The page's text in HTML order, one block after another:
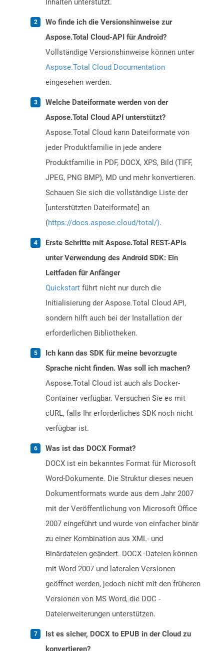
Inhalten unterstützt.
Wo finde ich die Versionshinweise zur
Aspose.Total Cloud-API für Android?
Vollständige Versionshinweise können unter
Aspose.Total Cloud Documentation
eingesehen werden.
Welche Dateiformate werden von der
Aspose.Total Cloud API unterstützt?
Aspose.Total Cloud kann Dateiformate von
jeder Produktfamilie in jede andere
Produktfamilie in PDF, DOCX, XPS, Bild (TIFF,
JPEG, PNG BMP), MD und mehr konvertieren.
Schauen Sie sich die vollständige Liste der
[unterstützten Dateiformate] an
(https://docs.aspose.cloud/total/).
Erste Schritte mit Aspose.Total REST-APIs
unter Verwendung des Android SDK: Ein
Leitfaden für Anfänger
Quickstart führt nicht nur durch die
Initialisierung der Aspose.Total Cloud API,
sondern hilft auch bei der Installation der
erforderlichen Bibliotheken.
Ich kann das SDK für meine bevorzugte
Sprache nicht finden. Was soll ich machen?
Aspose.Total Cloud ist auch als Docker-
Container verfügbar. Versuchen Sie es mit
cURL, falls Ihr erforderliches SDK noch nicht
verfügbar ist.
Was ist das DOCX Format?
DOCX ist ein bekanntes Format für Microsoft
Word-Dokumente. Die Struktur dieses neuen
Dokumentformats wurde aus dem Jahr 2007
mit der Veröffentlichung von Microsoft Office
2007 eingeführt und wurde von einfacher binär
zu einer Kombination aus XML- und
Binärdateien geändert. DOCX -Dateien können
mit Word 2007 und lateralen Versionen
geöffnet werden, jedoch nicht mit den früheren
Versionen von MS Word, die DOC -
Dateierweiterungen unterstützen.
Ist es sicher, DOCX to EPUB in der Cloud zu
konvertieren?